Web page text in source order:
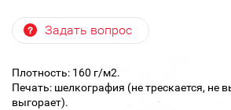
Задать вопрос
Плотность: 160 г/м2.
Печать: шелкография (не трескается, не
выгорает).